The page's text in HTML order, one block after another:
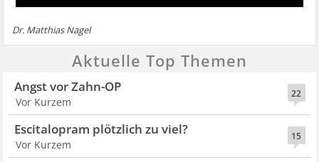
Dr. Matthias Nagel
Aktuelle Top Themen
22
Angst vor Zahn-OP
Vor Kurzem
15
Escitalopram plötzlich zu viel?
Vor Kurzem